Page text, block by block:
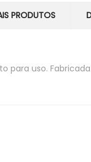
PRODUTOS
para uso.